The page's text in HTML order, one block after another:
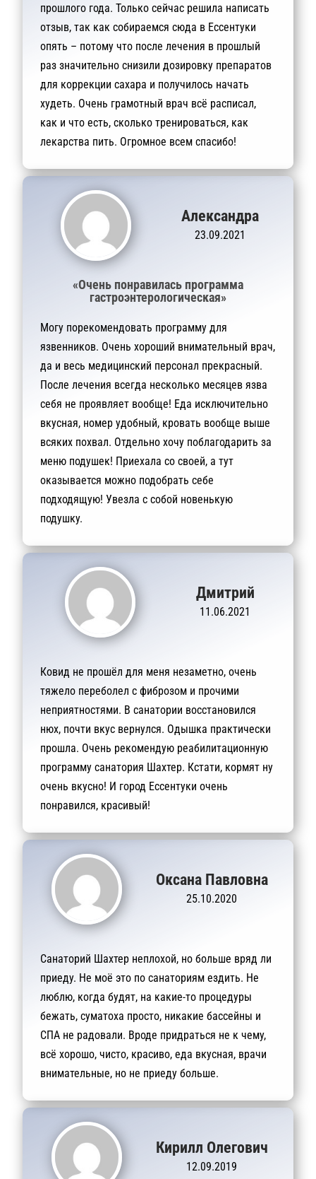
прошлого года. Только сейчас решила написать
отзыв, так как собираемся сюда в Ессентуки
опять – потому что после лечения в прошлый
раз значительно снизили дозировку препаратов
для коррекции сахара и получилось начать
худеть. Очень грамотный врач всё расписал,
как и что есть, сколько тренироваться, как
лекарства пить. Огромное всем спасибо!
Александра
23.09.2021
«Очень понравилась программа
гастроэнтерологическая»
Могу порекомендовать программу для
язвенников. Очень хороший внимательный врач,
да и весь медицинский персонал прекрасный.
После лечения всегда несколько месяцев язва
себя не проявляет вообще! Еда исключительно
вкусная, номер удобный, кровать вообще выше
всяких похвал. Отдельно хочу поблагодарить за
меню подушек! Приехала со своей, а тут
оказывается можно подобрать себе
подходящую! Увезла с собой новенькую
подушку.
Дмитрий
11.06.2021
Ковид не прошёл для меня незаметно, очень
тяжело переболел с фиброзом и прочими
неприятностями. В санатории восстановился
нюх, почти вкус вернулся. Одышка практически
прошла. Очень рекомендую реабилитационную
программу санатория Шахтер. Кстати, кормят ну
очень вкусно! И город Ессентуки очень
понравился, красивый!
Оксана Павловна
25.10.2020
Санаторий Шахтер неплохой, но больше вряд ли
приеду. Не моё это по санаториям ездить. Не
люблю, когда будят, на какие-то процедуры
бежать, суматоха просто, никакие бассейны и
СПА не радовали. Вроде придраться не к чему,
всё хорошо, чисто, красиво, еда вкусная, врачи
внимательные, но не приеду больше.
Кирилл Олегович
12.09.2019